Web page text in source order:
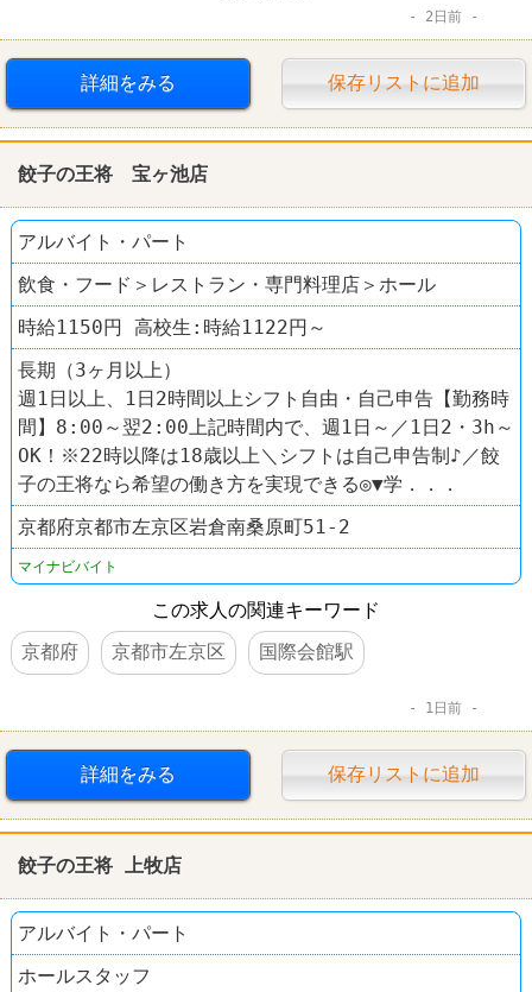
2日前
詳細をみる 保存リストに追加
餃子の王将 宝ヶ池店
アルバイト・パート
飲食・フード＞レストラン・専門料理店＞ホール
時給1150円 高校生:時給1122円～
長期（3ヶ月以上）
週1日以上、1日2時間以上シフト自由・自己申告【勤務時
間】8:00～翌2:00上記時間内で、週1日～／1日2・3h～
OK！※22時以降は18歳以上＼シフトは自己申告制♪／餃
子の王将なら希望の働き方を実現できる◎▼学．．．
京都府京都市左京区岩倉南桑原町51-2
マイナビバイト
この求人の関連キーワード
京都府
京都市左京区 国際会館駅
1日前
詳細をみる 保存リストに追加
餃子の王将 上牧店
アルバイト・パート
ホールスタッフ